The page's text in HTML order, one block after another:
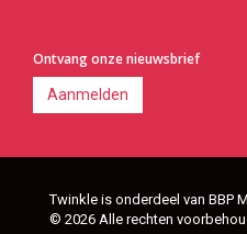
Ontvang onze nieuwsbrief
Aanmelden
Twinkle is onderdeel van BBP
© 2026 Alle rechten